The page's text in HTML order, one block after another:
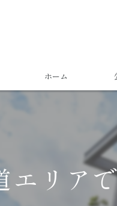
ホーム
エリア